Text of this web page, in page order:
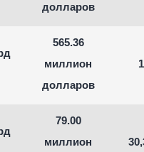
долларов
565.36
миллион
долларов
79.00
миллион